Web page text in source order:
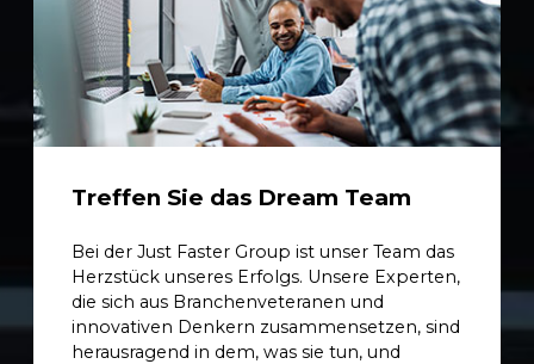
Treffen Sie das Dream Team
Bei der Just Faster Group ist unser Team das
Herzstück unseres Erfolgs. Unsere Experten,
die sich aus Branchenveteranen und
innovativen Denkern zusammensetzen, sind
herausragend in dem, was sie tun, und